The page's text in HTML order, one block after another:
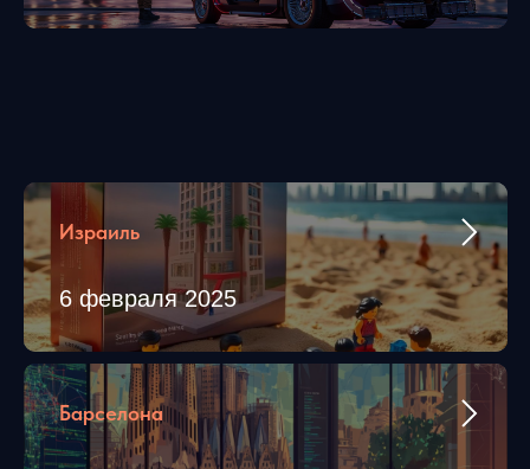
Израиль
6 февраля 2025
Барселона